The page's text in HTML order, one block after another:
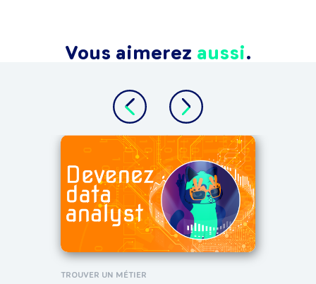
Vous aimerez aussi.
TROUVER UN MÉTIER